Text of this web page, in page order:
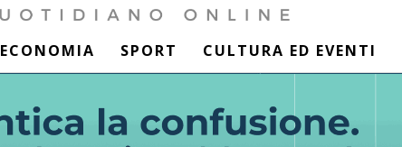
ECONOMIA SPORT CULTURA ED EVENTI